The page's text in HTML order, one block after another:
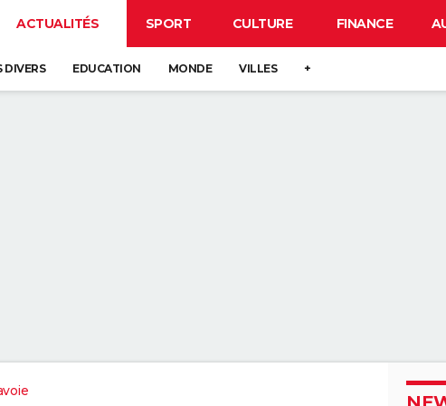
ACTUALITÉS SPORT CULTURE FINANCE
DIVERS EDUCATION MONDE VILLES +